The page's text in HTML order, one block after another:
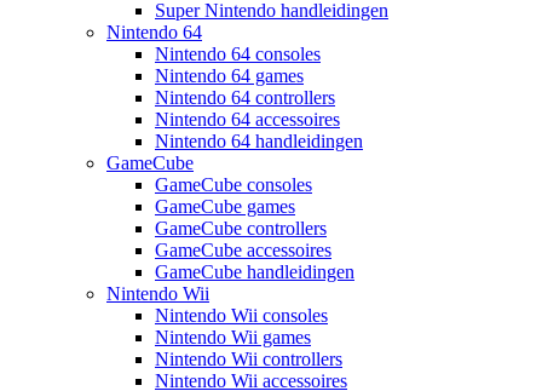
Super Nintendo handleidingen
Nintendo 64
Nintendo 64 consoles
Nintendo 64 games
Nintendo 64 controllers
Nintendo 64 accessoires
Nintendo 64 handleidingen
GameCube
GameCube consoles
GameCube games
GameCube controllers
GameCube accessoires
GameCube handleidingen
Nintendo Wii
Nintendo Wii consoles
Nintendo Wii games
Nintendo Wii controllers
Nintendo Wii accessoires